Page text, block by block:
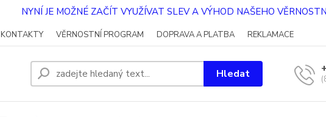
NYNÍ JE MOŽNÉ ZAČÍT VYUŽÍVAT SLEV A VÝHOD NAŠEHO
KONTAKTY VĚRNOSTNÍ PROGRAM DOPRAVA A PLATBA REKLAMACE
Hledat